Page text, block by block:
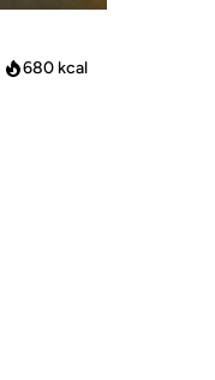
680 kcal